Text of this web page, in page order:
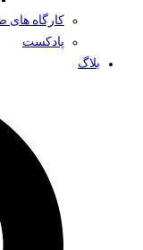
کارگاه
پادکست
بلاگ